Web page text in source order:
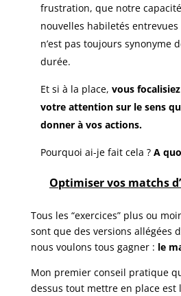
frustration, que notre
nouvelles habiletés
n’est pas toujours synonyme
durée.
Et si à la place, vous
votre attention sur le sens
donner à vos actions.
Pourquoi ai-je fait cela ?A
Optimiser vos matchs
Tous les “exercices” plus ou
sont que des versions allégées
nous voulons tous gagner : le
Mon premier conseil pratique
dessus tout mettre en place est